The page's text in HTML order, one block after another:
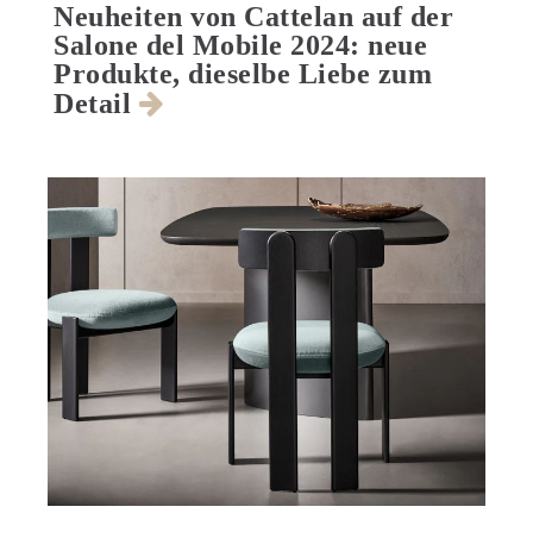
Neuheiten von Cattelan auf der
Salone del Mobile 2024: neue
Produkte, dieselbe Liebe zum
Detail